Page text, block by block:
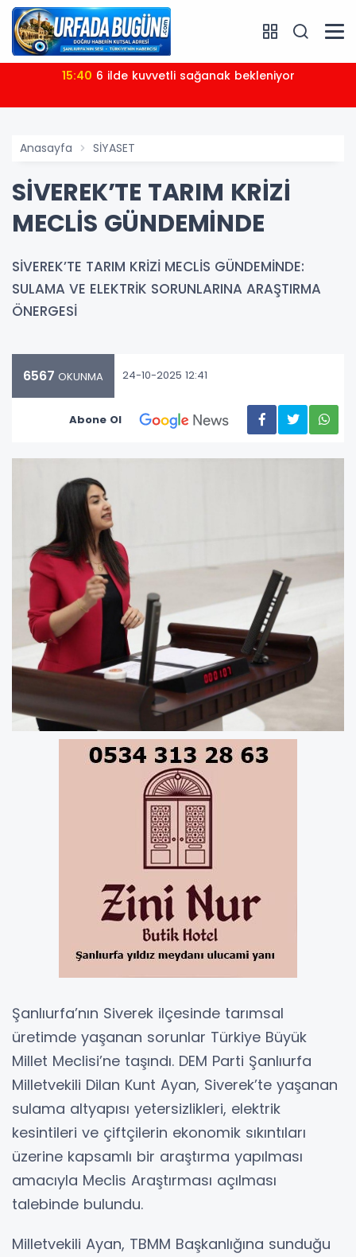
15:40 6 ilde kuvvetli sağanak bekleniyor
Anasayfa SİYASET
SİVEREK’TE TARIM KRİZİ
MECLİS GÜNDEMİNDE
SİVEREK’TE TARIM KRİZİ MECLİS GÜNDEMİNDE:
SULAMA VE ELEKTRİK SORUNLARINA ARAŞTIRMA
ÖNERGESİ
6567 OKUNMA 24-10-2025 12:41
Abone Ol
Şanlıurfa’nın Siverek ilçesinde tarımsal
üretimde yaşanan sorunlar Türkiye Büyük
Millet Meclisi’ne taşındı. DEM Parti Şanlıurfa
Milletvekili Dilan Kunt Ayan, Siverek’te yaşanan
sulama altyapısı yetersizlikleri, elektrik
kesintileri ve çiftçilerin ekonomik sıkıntıları
üzerine kapsamlı bir araştırma yapılması
amacıyla Meclis Araştırması açılması
talebinde bulundu.
Milletvekili Ayan, TBMM Başkanlığına sunduğu